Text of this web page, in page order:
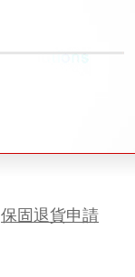
保固退貨申請